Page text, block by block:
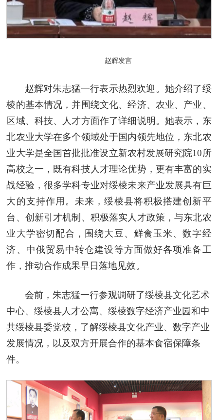
赵辉发言
赵辉对朱志猛一行表示热烈欢迎。她介绍了绥
棱的基本情况，并围绕文化、经济、农业、产业、
区域、科技、人才方面作了详细说明。她表示，东
北农业大学在多个领域处于国内领先地位，东北农
业大学是全国首批批准设立新农村发展研究院10所
高校之一，既有科技人才理论优势，更有丰富的实
战经验，很多学科专业对绥棱未来产业发展具有巨
大的支持作用。未来，绥棱县将积极搭建创新平
台、创新引才机制、积极落实人才政策，与东北农
业大学密切配合，围绕大豆、鲜食玉米、数字经
济、中俄贸易中转仓建设等方面做好各项准备工
作，推动合作成果早日落地见效。
会前，朱志猛一行参观调研了绥棱县文化艺术
中心、绥棱县人才公寓、绥棱数字经济产业园和中
共绥棱县委党校，了解绥棱县文化产业、数字产业
发展情况，以及双方开展合作的基本食宿保障条
件。